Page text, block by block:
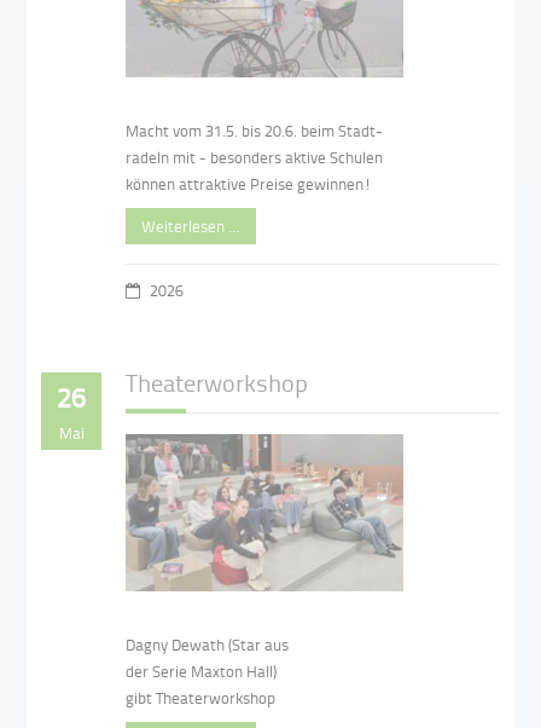
Macht vom 31.5. bis 20.6. beim Stadt-
radeln mit - besonders aktive Schulen
können attraktive Preise gewinnen!
Weiterlesen …
2026
26
Mai
Theaterworkshop
Dagny Dewath (Star aus
der Serie Maxton Hall)
gibt Theaterworkshop